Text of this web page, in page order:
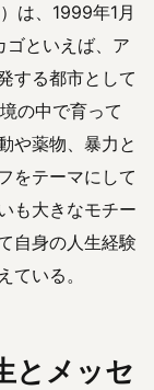
は、1999年1月
ゴといえば、ア
する都市として
の中で育って
や薬物、暴力と
をテーマにして
も大きなモチー
自身の人生経験
ている。
とメッセ